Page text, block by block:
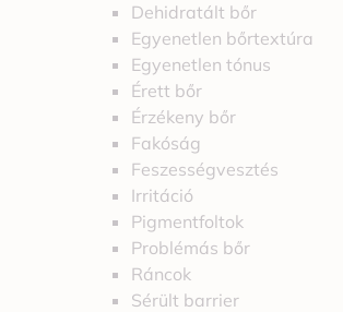
Dehidratált bőr
Egyenetlen bőrtextúra
Egyenetlen tónus
Érett bőr
Érzékeny bőr
Fakóság
Feszességvesztés
Irritáció
Pigmentfoltok
Problémás bőr
Ráncok
Sérült barrier